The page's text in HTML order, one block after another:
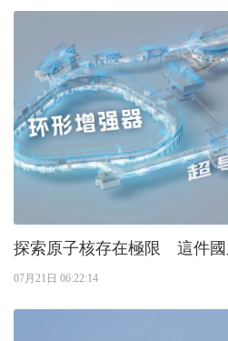
探索原子核存在極限 這件國
07月21日 06:22:14